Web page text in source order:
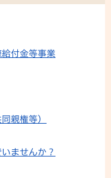
付金等事業
親権等）
ませんか？